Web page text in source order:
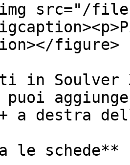
src="/
figure>
in Soulver
puoi
a destra
le schede**